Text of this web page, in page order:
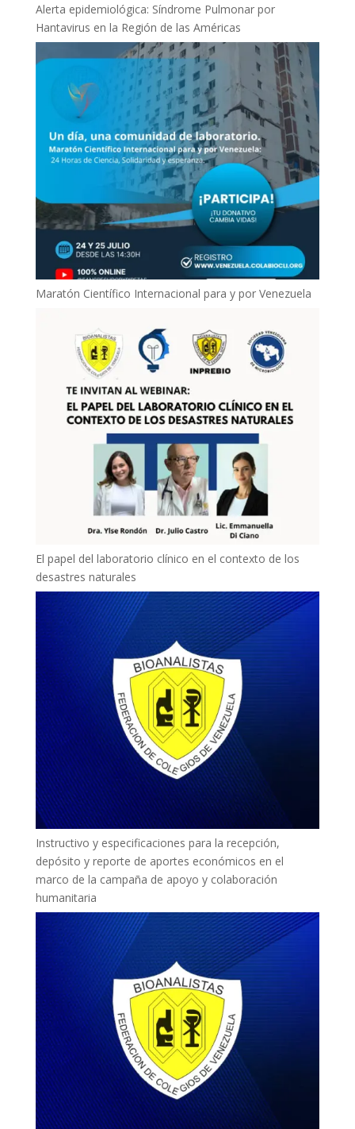
Alerta epidemiológica: Síndrome Pulmonar por
Hantavirus en la Región de las Américas
Maratón Científico Internacional para y por Venezuela
El papel del laboratorio clínico en el contexto de los
desastres naturales
Instructivo y especificaciones para la recepción,
depósito y reporte de aportes económicos en el
marco de la campaña de apoyo y colaboración
humanitaria